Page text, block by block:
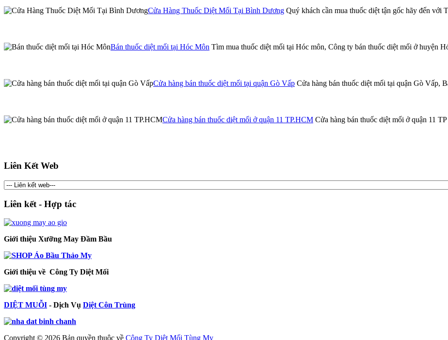
Cửa Hàng Thuốc Diệt Mối Tại Bình Dương Quý khách cần mua thuốc diệt tận gốc hãy đến với
Bán thuốc diệt mối tại Hóc Môn Tìm mua thuốc diệt mối tại Hóc môn, Công ty bán thuốc diệt mối ở huyện
Cửa hàng bán thuốc diệt mối tại quận Gò Vấp Cửa hàng bán thuốc diệt mối tại quận Gò Vấp,
Cửa hàng bán thuốc diệt mối ở quận 11 TP.HCM Cửa hàng bán thuốc diệt mối ở quận 11
Liên Kết Web
Liên kết - Hợp tác
Giới thiệu Xưỡng May Đầm Bầu
Giới thiệu về Công Ty Diệt Mối
DIỆT MUỖI - Dịch Vụ Diệt Côn Trùng
Copyright © 2026 Bản quyền thuộc về Công Ty Diệt Mối Tùng My